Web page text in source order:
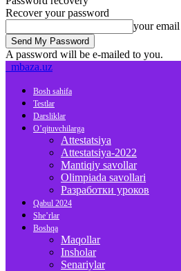
Recover your password
your email
A password will be e-mailed to you.
mbaza.uz
Bosh sahifa
Testlar
Darsliklar
O’qituvchilarga
Attestatsiya
Attestatsiya-2022
Mantiqiy savollar
Olimpiada savollari
Разработки уроков
Qabul 2024
She’rlar
Boshqa
Maqollar
Insholar
Senariylar